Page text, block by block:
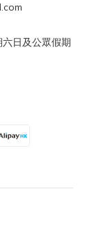
日及公眾假期